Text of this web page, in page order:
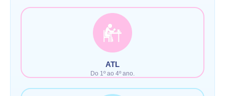
ATL
Do 1º ao 4º ano.